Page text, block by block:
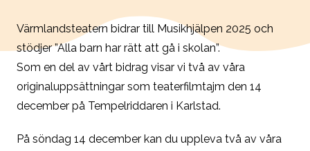
Värmlandsteatern bidrar till Musikhjälpen 2025 och
stödjer ”Alla barn har rätt att gå i skolan”.
Som en del av vårt bidrag visar vi två av våra
originaluppsättningar som teaterfilmtajm den 14
december på Tempelriddaren i Karlstad.
På söndag 14 december kan du uppleva två av våra